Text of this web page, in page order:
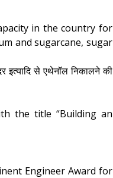
in the country for
and sugarcane, sugar
इत्‍यादि से एथेनॉल निकालने की
the title “Building an
Engineer Award for